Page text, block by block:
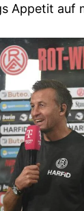
Appetit auf